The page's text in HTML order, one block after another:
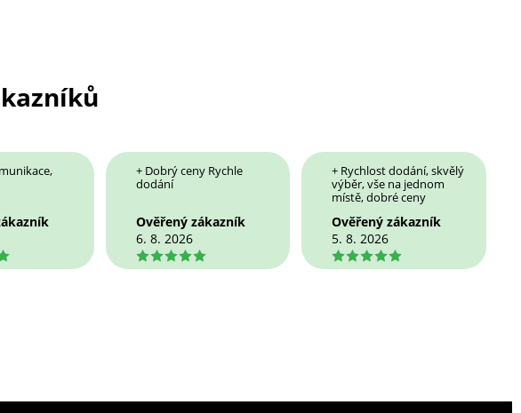
+ Dobrý ceny Rychle
dodání
Ověřený zákazník
6. 8. 2026
5
+ Rychlost dodání, skvělý
výběr, vše na jednom
místě, dobré ceny
Ověřený zákazník
5. 8. 2026
5